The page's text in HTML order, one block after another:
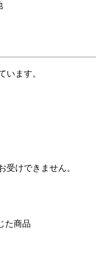
います。
受けできません。
た商品